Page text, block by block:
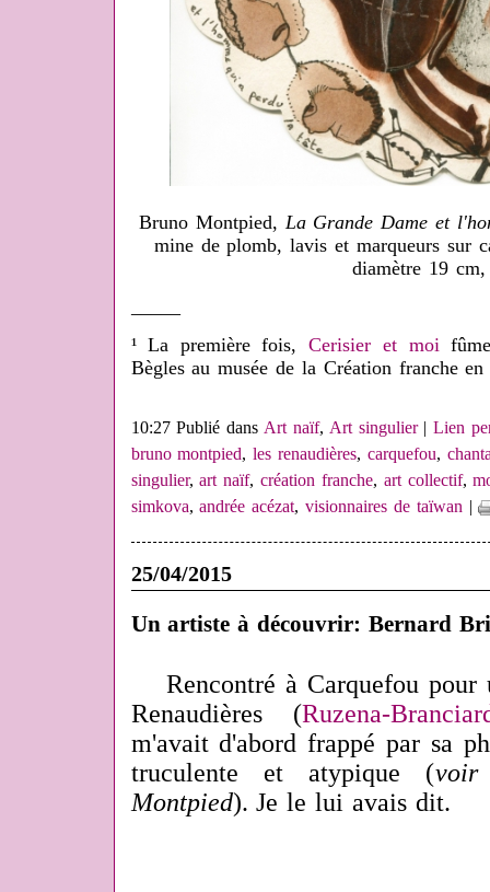
Bruno Montpied, La Grande Dame et
mine de plomb, lavis et marqueurs sur
diamètre 19
¹ La première fois,Cerisier et moi
Bègles au musée de la Création franche
10:27 Publié dansArt naïf, Art singulier|Lien
bruno montpied,les renaudières, carquefou,
singulier,art naïf,création franche, art collectif,
simkova,andrée acézat,visionnaires de taïwan|
25/04/2015
Un artiste à découvrir: Bernard
Rencontré à Carquefou
Renaudières (Ruzena-
m'avait d'abord frappé par sa
truculente et atypique (voir
Montpied). Je le lui avais dit.